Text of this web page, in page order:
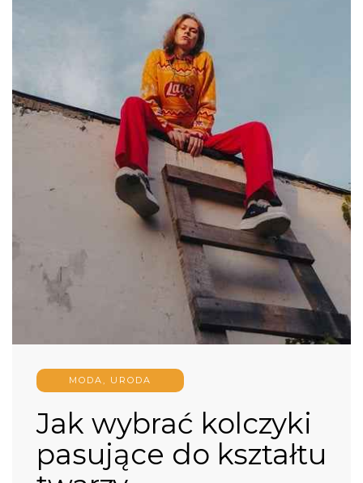
MODA, URODA
Jak wybrać kolczyki
pasujące do kształtu